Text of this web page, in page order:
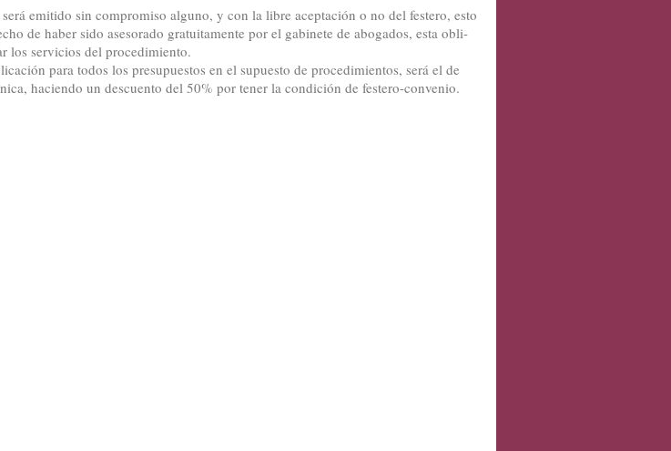
emitido sin compromiso alguno, y con la libre aceptación o no del festero, esto
de haber sido asesorado gratuitamente por el gabinete de abogados, esta obli-
los servicios del procedimiento.
para todos los presupuestos en el supuesto de procedimientos, será el de
haciendo un descuento del 50% por tener la condición de festero-convenio.